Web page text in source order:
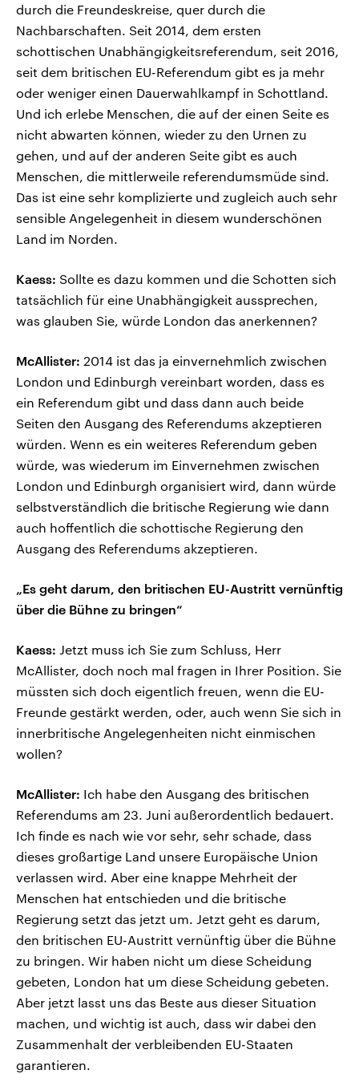
durch die Freundeskreise, quer durch die
Nachbarschaften. Seit 2014, dem ersten
schottischen Unabhängigkeitsreferendum, seit 2016,
seit dem britischen EU-Referendum gibt es ja mehr
oder weniger einen Dauerwahlkampf in Schottland.
Und ich erlebe Menschen, die auf der einen Seite es
nicht abwarten können, wieder zu den Urnen zu
gehen, und auf der anderen Seite gibt es auch
Menschen, die mittlerweile referendumsmüde sind.
Das ist eine sehr komplizierte und zugleich auch sehr
sensible Angelegenheit in diesem wunderschönen
Land im Norden.
Kaess: Sollte es dazu kommen und die Schotten sich
tatsächlich für eine Unabhängigkeit aussprechen,
was glauben Sie, würde London das anerkennen?
McAllister: 2014 ist das ja einvernehmlich zwischen
London und Edinburgh vereinbart worden, dass es
ein Referendum gibt und dass dann auch beide
Seiten den Ausgang des Referendums akzeptieren
würden. Wenn es ein weiteres Referendum geben
würde, was wiederum im Einvernehmen zwischen
London und Edinburgh organisiert wird, dann würde
selbstverständlich die britische Regierung wie dann
auch hoffentlich die schottische Regierung den
Ausgang des Referendums akzeptieren.
„Es geht darum, den britischen EU-Austritt vernünftig
über die Bühne zu bringen“
Kaess: Jetzt muss ich Sie zum Schluss, Herr
McAllister, doch noch mal fragen in Ihrer Position. Sie
müssten sich doch eigentlich freuen, wenn die EU-
Freunde gestärkt werden, oder, auch wenn Sie sich in
innerbritische Angelegenheiten nicht einmischen
wollen?
McAllister: Ich habe den Ausgang des britischen
Referendums am 23. Juni außerordentlich bedauert.
Ich finde es nach wie vor sehr, sehr schade, dass
dieses großartige Land unsere Europäische Union
verlassen wird. Aber eine knappe Mehrheit der
Menschen hat entschieden und die britische
Regierung setzt das jetzt um. Jetzt geht es darum,
den britischen EU-Austritt vernünftig über die Bühne
zu bringen. Wir haben nicht um diese Scheidung
gebeten, London hat um diese Scheidung gebeten.
Aber jetzt lasst uns das Beste aus dieser Situation
machen, und wichtig ist auch, dass wir dabei den
Zusammenhalt der verbleibenden EU-Staaten
garantieren.